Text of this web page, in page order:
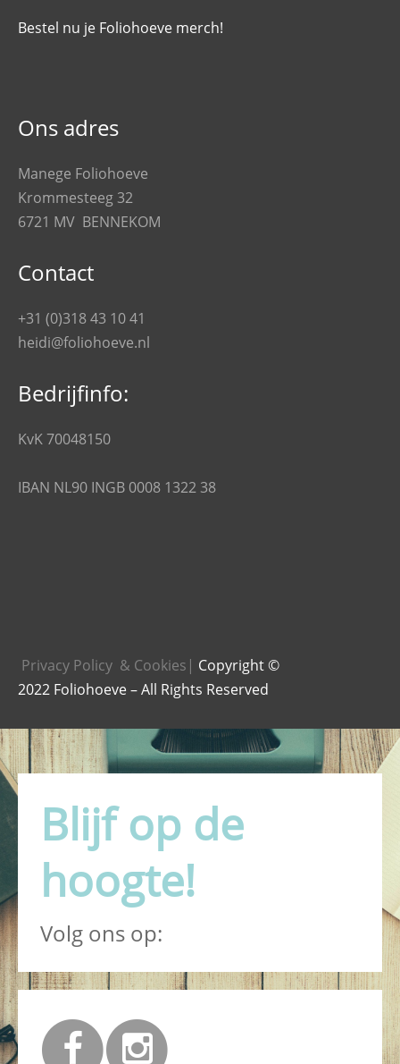
Bestel nu je Foliohoeve merch!
Ons adres
Manege Foliohoeve
Krommesteeg 32
6721 MV BENNEKOM
Contact
+31 (0)318 43 10 41
heidi@foliohoeve.nl
Bedrijfinfo:
KvK 70048150
IBAN NL90 INGB 0008 1322 38
Privacy Policy & Cookies| Copyright ©
2022 Foliohoeve – All Rights Reserved
Blijf op de
hoogte!
Volg ons op: